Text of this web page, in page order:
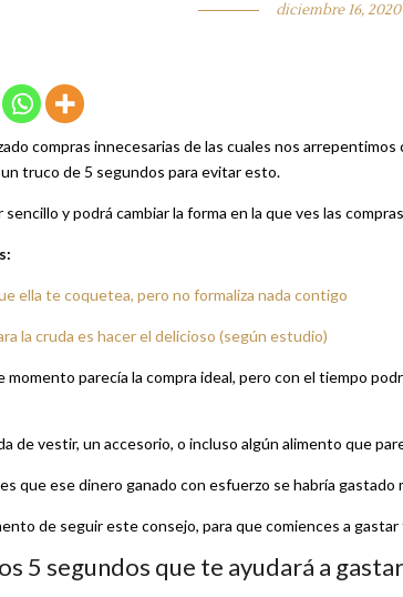
diciembre 16, 2020
compras innecesarias de las cuales nos
truco de 5 segundos para evitar esto.
y podrá cambiar la forma en la que ves las
ella te coquetea, pero no formaliza nada contigo
la cruda es hacer el delicioso (según estudio)
momento parecía la compra ideal, pero con el tiempo
de vestir, un accesorio, o incluso algún alimento que
que ese dinero ganado con esfuerzo se habría
de seguir este consejo, para que comiences a
5 segundos que te ayudará a